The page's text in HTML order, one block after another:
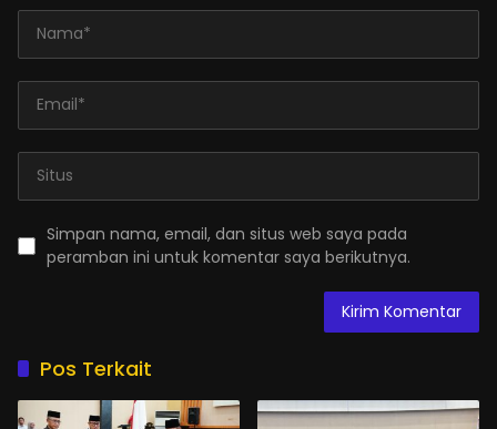
Simpan nama, email, dan situs web saya pada
peramban ini untuk komentar saya berikutnya.
Pos Terkait